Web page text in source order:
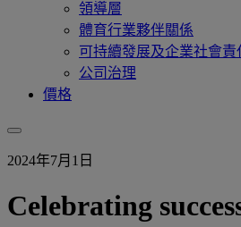
領導層
體育行業夥伴關係
可持續發展及企業社會責
公司治理
價格
2024年7月1日
Celebrating